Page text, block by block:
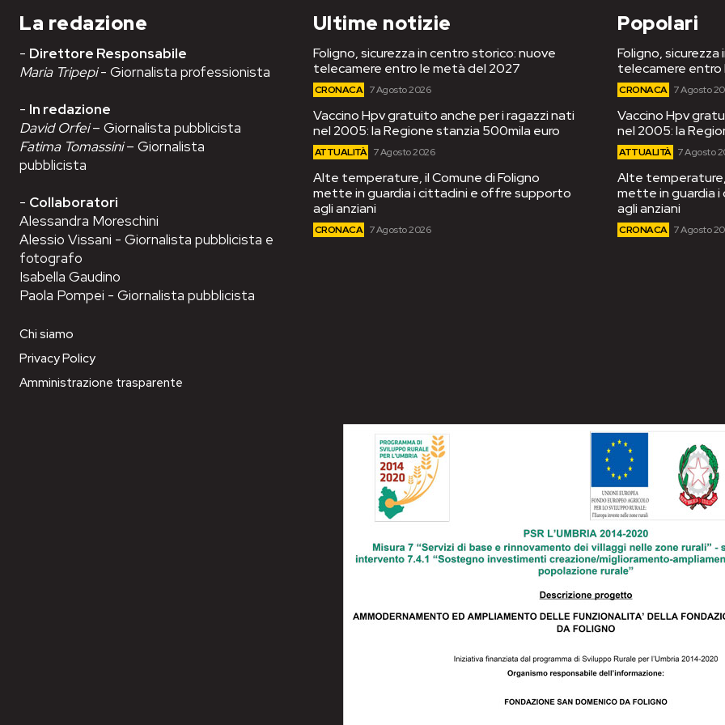
La redazione
- Direttore Responsabile
Maria Tripepi- Giornalista professionista
- In redazione
David Orfei– Giornalista pubblicista
Fatima Tomassini– Giornalista
pubblicista
- Collaboratori
Alessandra Moreschini
Alessio Vissani - Giornalista pubblicista e
fotografo
Isabella Gaudino
Paola Pompei - Giornalista pubblicista
Chi siamo
Privacy Policy
Amministrazione trasparente
Ultime notizie
Foligno, sicurezza in centro storico: nuove
telecamere entro le metà del 2027
CRONACA 7 Agosto 2026
Vaccino Hpv gratuito anche per i ragazzi nati
nel 2005: la Regione stanzia 500mila euro
ATTUALITÀ 7 Agosto 2026
Alte temperature, il Comune di Foligno
mette in guardia i cittadini e offre supporto
agli anziani
CRONACA 7 Agosto 2026
Popolari
Foligno,
telecamere
CRONACA 7 Agosto
Vaccino Hpv
nel 2005: la
ATTUALITÀ 7 Agosto
Alte temperature,
mette in guardia
agli anziani
CRONACA 7 Agosto